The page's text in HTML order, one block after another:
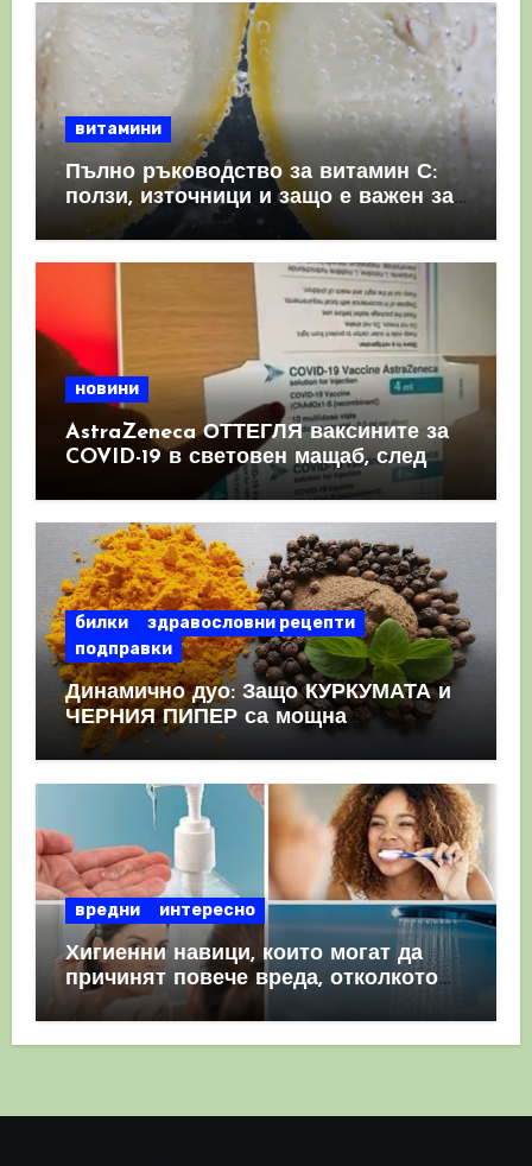
витамини
Пълно ръководство за витамин С:
ползи, източници и защо е важен за
имунната система
новини
AstraZeneca ОТТЕГЛЯ ваксините за
COVID-19 в световен мащаб, след
като призна, че те причиняват
билки
здравословни рецепти
подправки
Динамично дуо: Защо КУРКУМАТА и
ЧЕРНИЯ ПИПЕР са мощна
комбинация
вредни интересно
Хигиенни навици, които могат да
причинят повече вреда, отколкото
полза